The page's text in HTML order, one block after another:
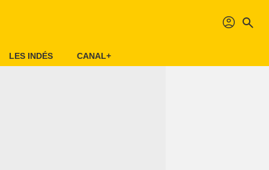
profil search
LES INDÉS CANAL+